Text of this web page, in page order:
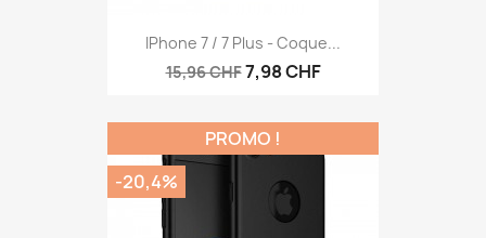
IPhone 7 / 7 Plus - Coque...
15,96 CHF7,98 CHF
PROMO !
-20,4%